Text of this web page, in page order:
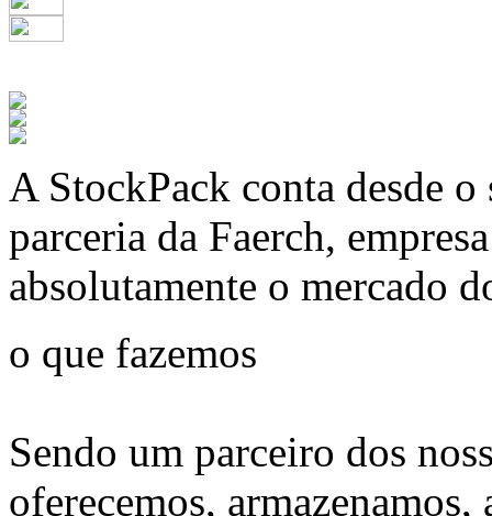
A StockPack conta desde
parceria da Faerch,
absolutamente o mercado
o que fazemos
Sendo um parceiro dos
oferecemos, armazenamos,